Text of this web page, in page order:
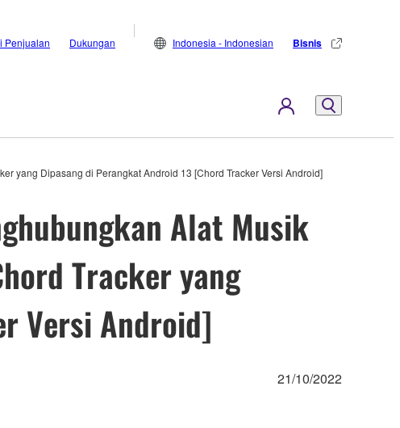
Penjualan Dukungan Indonesia - Indonesian Bisnis
yang Dipasang di Perangkat Android 13 [Chord Tracker Versi Android]
Alat Musik
Tracker yang
Versi Android]
21/10/2022